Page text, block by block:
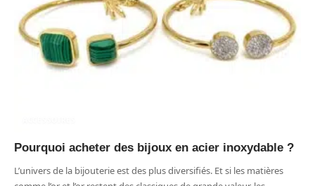
Pourquoi acheter des bijoux en acier inoxydable ?
L’univers de la bijouterie est des plus diversifiés. Et si les matières